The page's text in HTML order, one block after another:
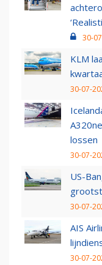
30-
KLM
30-07-
lossen
30-07-
US-
30-07-
AIS
30-07-